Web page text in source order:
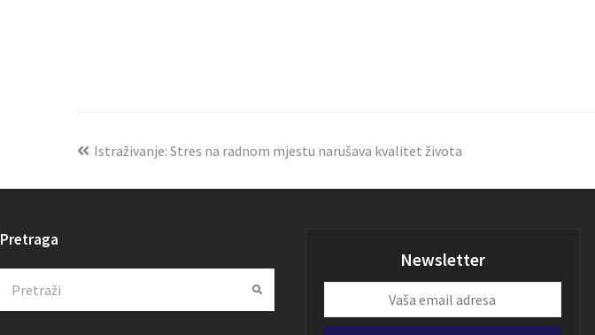
Istraživanje: Stres na radnom mjestu narušava kvalitet života
Pretraga
Submit
Newsletter
email